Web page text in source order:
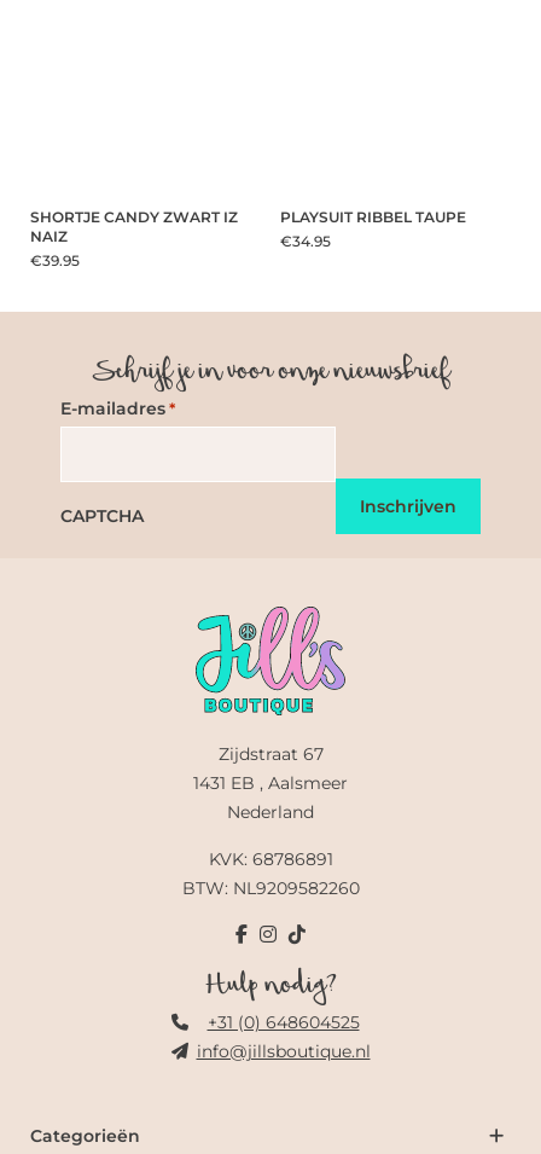
SHORTJE CANDY ZWART IZ
NAIZ
€39.95
PLAYSUIT RIBBEL TAUPE
€34.95
Schrijf je in voor onze nieuwsbrief
E-mailadres *
CAPTCHA
Zijdstraat 67
1431 EB , Aalsmeer
Nederland
KVK: 68786891
BTW: NL9209582260
Hulp nodig?
+31 (0) 648604525
info@jillsboutique.nl
Categorieën